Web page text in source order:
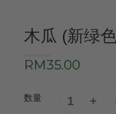
木瓜 (新绿
RM35.00
数量